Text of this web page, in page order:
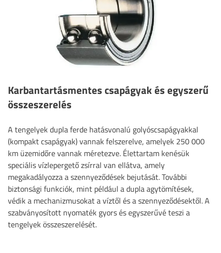
Karbantartásmentes csapágyak és egyszerű
összeszerelés
A tengelyek dupla ferde hatásvonalú golyóscsapágyakkal
(kompakt csapágyak) vannak felszerelve, amelyek 250 000
km üzemidőre vannak méretezve. Élettartam kenésük
speciális vízlepergető zsírral van ellátva, amely
megakadályozza a szennyeződések bejutását. További
biztonsági funkciók, mint például a dupla agytömítések,
védik a mechanizmusokat a víztől és a szennyeződésektől. A
szabványosított nyomaték gyors és egyszerűvé teszi a
tengelyek összeszerelését.